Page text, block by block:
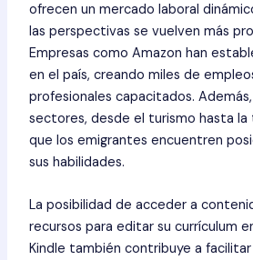
ofrecen un mercado laboral
las perspectivas se vuelven más
Empresas como Amazon han
en el país, creando miles de
profesionales capacitados.
sectores, desde el turismo hasta
que los emigrantes encuentren
sus habilidades.
La posibilidad de acceder a
recursos para editar su currículum
Kindle también contribuye a